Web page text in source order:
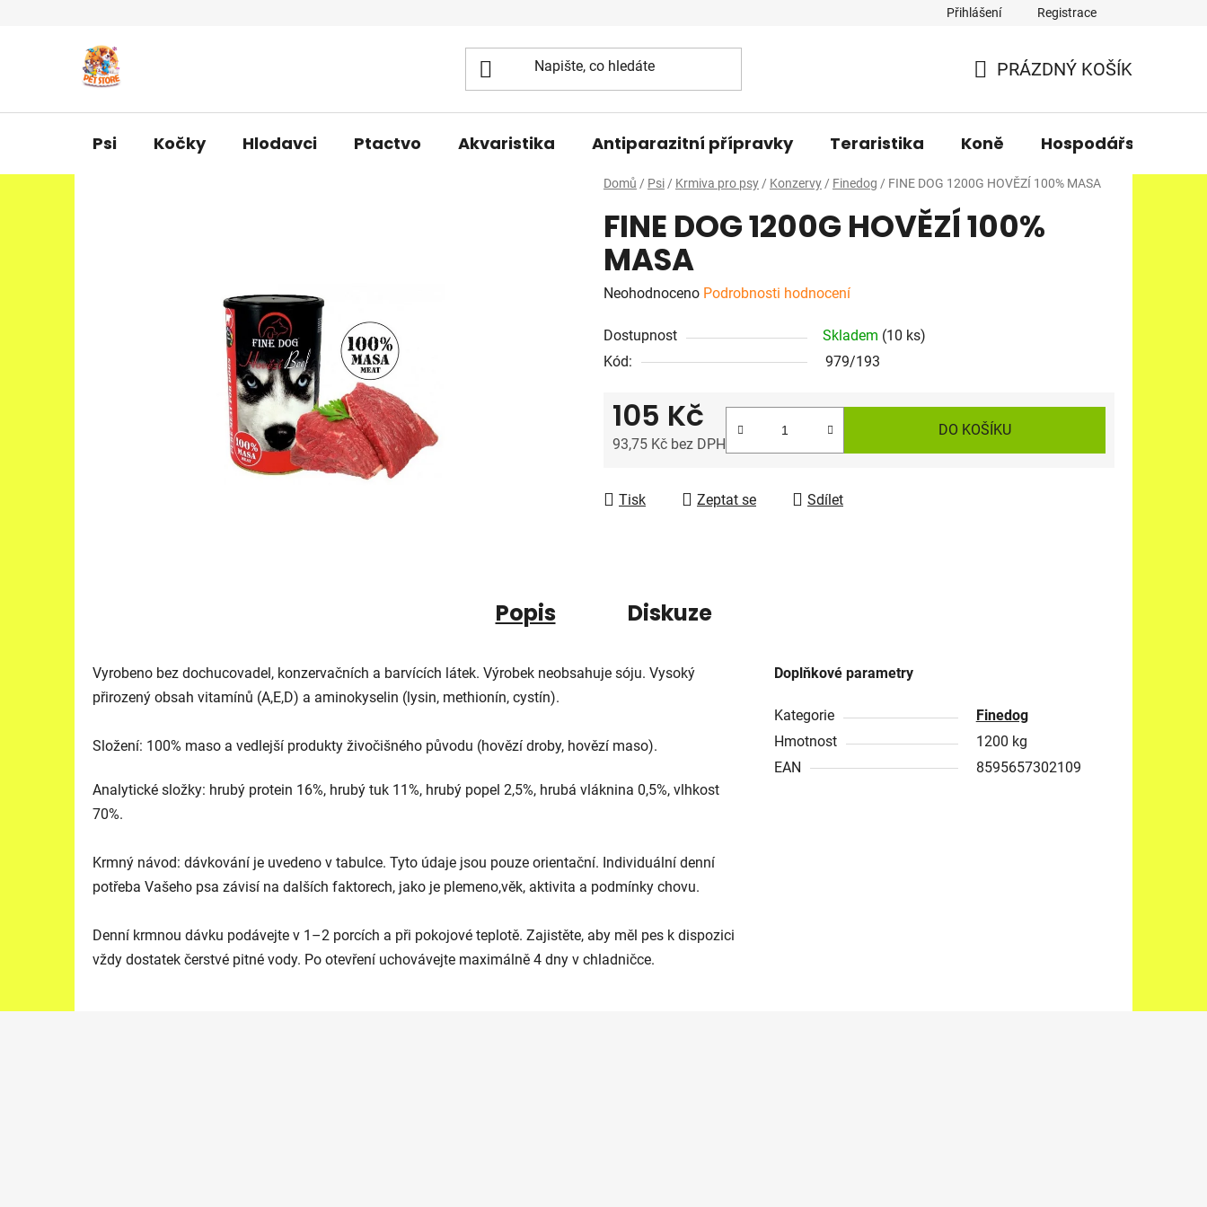
Přihlášení Registrace
KOŠÍK
PRÁZDNÝ KOŠÍK
Psi Kočky Hlodavci Ptactvo Akvaristika Antiparazitní přípravky Teraristika Koně Hospodářská
Domů / Psi / Krmiva pro psy / Konzervy / Finedog / FINE DOG 1200G HOVĚZÍ 100% MASA
FINE DOG 1200G HOVĚZÍ 100%
MASA
Průměrné
produktu
je
Neohodnoceno Podrobnosti hodnocení
Dostupnost Skladem (10 ks)
Kód:
979/193
105 Kč
93,75 Kč bez DPH
DO KOŠÍKU
Tisk Zeptat se Sdílet
Popis Diskuze
Vyrobeno bez dochucovadel, konzervačních a barvících látek. Výrobek neobsahuje sóju. Vysoký
přirozený obsah vitamínů (A,E,D) a aminokyselin (lysin, methionín, cystín).
Složení: 100% maso a vedlejší produkty živočišného původu (hovězí droby, hovězí maso).
Analytické složky: hrubý protein 16%, hrubý tuk 11%, hrubý popel 2,5%, hrubá vláknina 0,5%, vlhkost
70%.
Krmný návod: dávkování je uvedeno v tabulce. Tyto údaje jsou pouze orientační. Individuální denní
potřeba Vašeho psa závisí na dalších faktorech, jako je plemeno,věk, aktivita a podmínky chovu.
Denní krmnou dávku podávejte v 1–2 porcích a při pokojové teplotě. Zajistěte, aby měl pes k dispozici
vždy dostatek čerstvé pitné vody. Po otevření uchovávejte maximálně 4 dny v chladničce.
Doplňkové parametry
Kategorie
Finedog
Hmotnost
1200 kg
EAN
8595657302109